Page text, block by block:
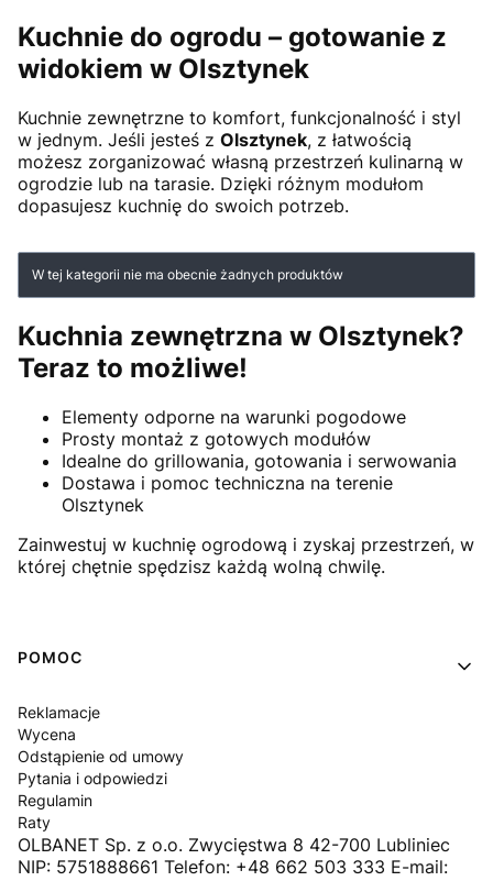
Kuchnie do ogrodu – gotowanie z
widokiem w Olsztynek
Kuchnie zewnętrzne to komfort, funkcjonalność i styl
w jednym. Jeśli jesteś z Olsztynek, z łatwością
możesz zorganizować własną przestrzeń kulinarną w
ogrodzie lub na tarasie. Dzięki różnym modułom
dopasujesz kuchnię do swoich potrzeb.
Lista produktów
W tej kategorii nie ma obecnie żadnych produktów
Kuchnia zewnętrzna w Olsztynek?
Teraz to możliwe!
Elementy odporne na warunki pogodowe
Prosty montaż z gotowych modułów
Idealne do grillowania, gotowania i serwowania
Dostawa i pomoc techniczna na terenie
Olsztynek
Zainwestuj w kuchnię ogrodową i zyskaj przestrzeń, w
której chętnie spędzisz każdą wolną chwilę.
Linki w stopce
POMOC
Reklamacje
Wycena
Odstąpienie od umowy
Pytania i odpowiedzi
Regulamin
Raty
OLBANET Sp. z o.o. Zwycięstwa 8 42-700 Lubliniec
NIP: 5751888661 Telefon: +48 662 503 333 E-mail: